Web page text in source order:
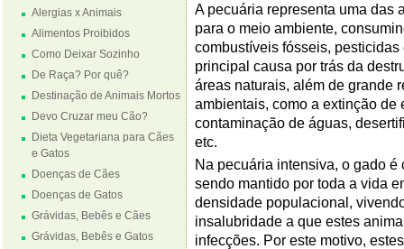
Alergias x Animais
Alimentos Proibidos
Como Deixar Sozinho
De Raça? Por quê?
Destinação de Animais Mortos
Devo Cruzar meu Cão?
Dieta Vegetariana para Cães
e Gatos
Doenças de Cães
Doenças de Gatos
Grávidas, Bebês e Cães
Grávidas, Bebês e Gatos
A pecuária representa uma das
para o meio ambiente,
combustíveis fósseis,
principal causa por trás da
áreas naturais, além de grande
ambientais, como a extinção de
contaminação de águas,
etc.
Na pecuária intensiva, o gado
sendo mantido por toda a vida
densidade populacional,
insalubridade a que estes
infecções. Por este motivo,